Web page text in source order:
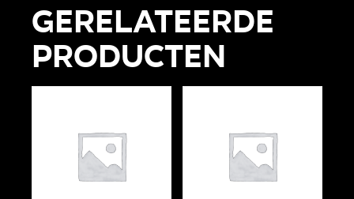
Gerelateerde
producten